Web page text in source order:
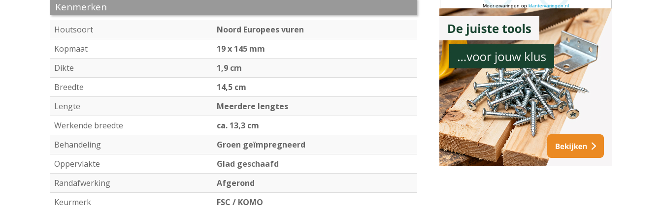
Kenmerken
Houtsoort
Noord Europees vuren
Kopmaat
19 x 145 mm
Dikte
1,9 cm
Breedte
14,5 cm
Lengte
Meerdere lengtes
Werkende breedte
ca. 13,3 cm
Behandeling
Groen geïmpregneerd
Oppervlakte
Glad geschaafd
Randafwerking
Afgerond
Keurmerk
FSC / KOMO
Meer ervaringen op klantervaringen.nl